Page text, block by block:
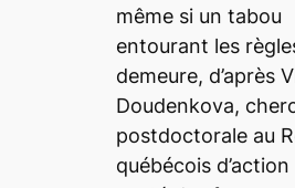
même si un tabou
entourant les
demeure, d’après
Doudenkova,
postdoctorale au
québécois